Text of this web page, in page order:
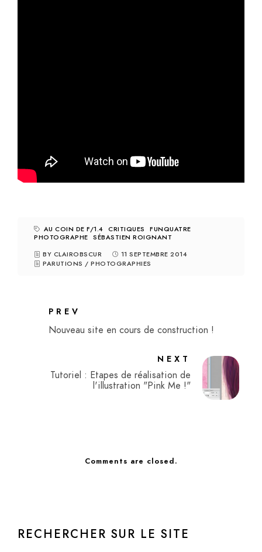
AU COIN DE F/1.4 CRITIQUES
FUNQUATRE
PHOTOGRAPHE SÉBASTIEN ROIGNANT
BY CLAIROBSCUR
11 SEPTEMBRE 2014
PARUTIONS / PHOTOGRAPHIES
PREV
Nouveau site en cours de construction !
NEXT
Tutoriel : Etapes de réalisation de
l'illustration "Pink Me !"
Comments are closed.
RECHERCHER SUR LE SITE